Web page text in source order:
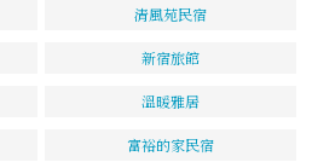
清風苑民宿
新宿旅館
溫暖雅居
富裕的家民宿